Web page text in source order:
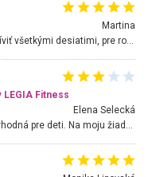
Martina
Nádherné miesto ktoré odporúčam navštíviť všetkými desiatimi, pre rodiny s deťmi, dôchodcom... Proste a jednoducho ozaj rozprávkový les.. určite ešte prídeme. Odniesli sme si na pamiatku krásne tričká,
Fitness
Elena Selecká